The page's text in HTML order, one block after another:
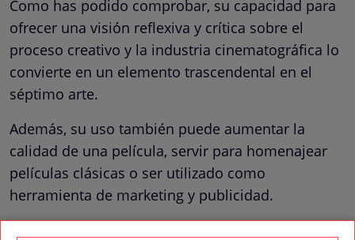
Como has podido comprobar, su capacidad para
ofrecer una visión reflexiva y crítica sobre el
proceso creativo y la industria cinematográfica lo
convierte en un elemento trascendental en el
séptimo arte.
Además, su uso también puede aumentar la
calidad de una película, servir para homenajear
películas clásicas o ser utilizado como
herramienta de marketing y publicidad.